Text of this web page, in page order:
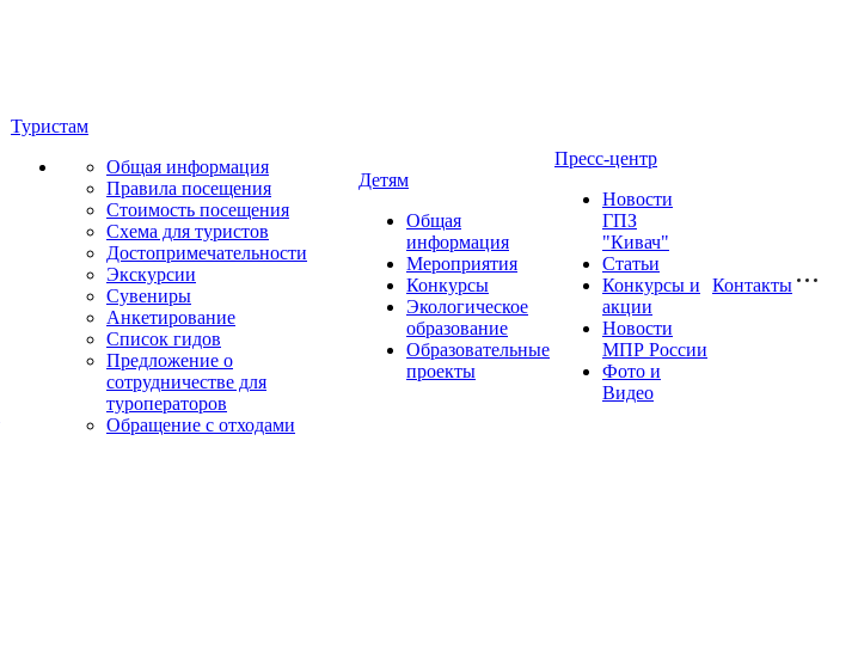
Туристам
Общая информация
Правила посещения
Стоимость посещения
Схема для туристов
Достопримечательности
Экскурсии
Сувениры
Анкетирование
Список гидов
Предложение о
сотрудничестве для
туроператоров
Обращение с отходами
Детям
Общая
информация
Мероприятия
Конкурсы
Экологическое
образование
Образовательные
проекты
Пресс-центр
Новости
ГПЗ
"Кивач"
Статьи
Конкурсы и
акции
Новости
МПР России
Фото и
Видео
Контакты